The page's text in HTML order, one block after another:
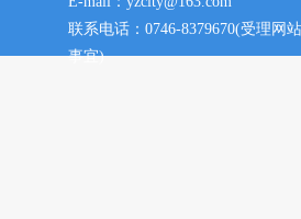
联系电话：0746-8379670(受理网
事宜)